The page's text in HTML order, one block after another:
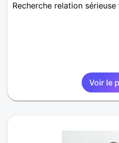
Recherche relation
Voir le